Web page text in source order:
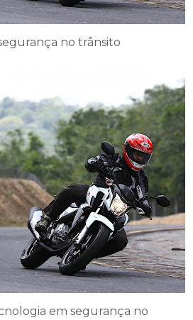
no trânsito
em segurança no